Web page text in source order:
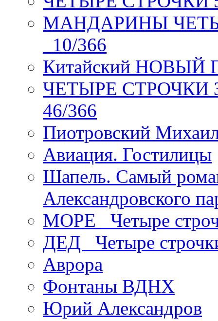
МАНДАРИНЫ
_10/366
Китайский НОВЫЙ
ЧЕТЫРЕ СТРОЧКИ
46/366
Пиотровский
Авиация. Гостилицы
Шапель. Самый
Александровского
МОРЕ _Четыре
ДЕД _Четыре
Аврора
Фонтаны ВДНХ
Юрий Александров